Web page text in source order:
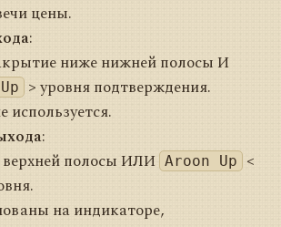
цены.
:
ниже нижней полосы И
> уровня подтверждения.
используется.
:
верхней полосы ИЛИ Aroon Up <
на индикаторе,